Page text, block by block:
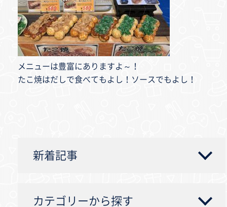
メニューは豊富にありますよ～！
たこ焼はだしで食べてもよし！ソースでもよし！
新着記事
カテゴリーから探す